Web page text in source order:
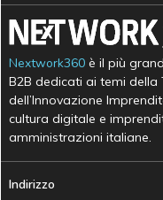
Nextwork360 è il più
B2B dedicati ai temi
dell’Innovazione
cultura digitale e
amministrazioni italiane.
Indirizzo